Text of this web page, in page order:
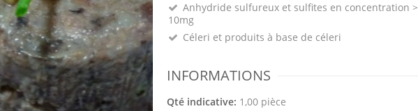
Anhydride sulfureux et sulfites en concentration >
10mg
Céleri et produits à base de céleri
INFORMATIONS
Qté indicative: 1,00 pièce